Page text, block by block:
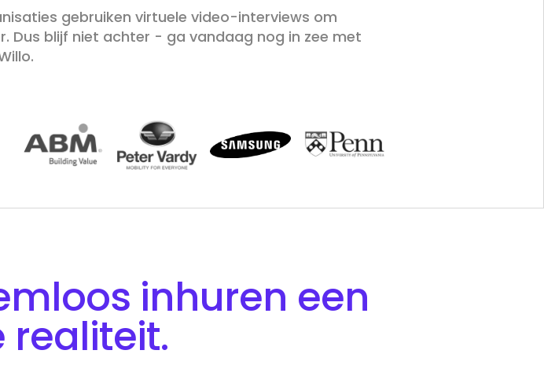
gebruiken virtuele video-interviews om
Dus blijf niet achter - ga vandaag nog in zee met
inhuren een
realiteit.